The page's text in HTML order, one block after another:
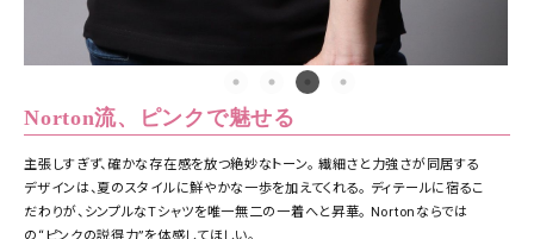
Norton流、ピンクで魅せる
主張しすぎず、確かな存在感を放つ絶妙なトーン。 繊細さと力強さが同居する
デザインは、夏のスタイルに鮮やかな一歩を加えてくれる。 ディテールに宿るこ
だわりが、シンプルなTシャツを唯一無二の一着へと昇華。 Nortonならでは